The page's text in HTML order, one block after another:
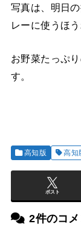
写真は、明日
レーに使うほう
お野菜たっぷ
す。
高知版 高知
ポスト
2件のコメ